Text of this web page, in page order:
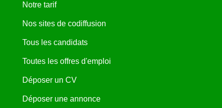
Notre tarif
Nos sites de codiffusion
Tous les candidats
Toutes les offres d'emploi
Déposer un CV
Déposer une annonce